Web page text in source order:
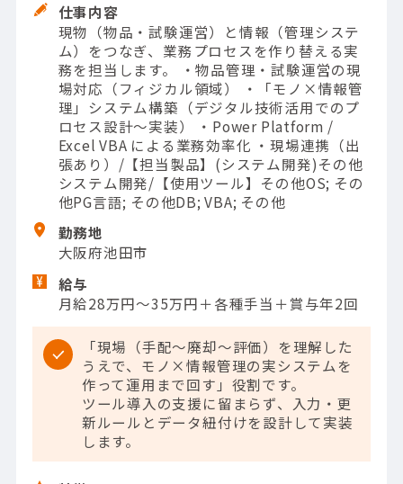
仕事内容
現物（物品・試験運営）と情報（管理システ
ム）をつなぎ、業務プロセスを作り替える実
務を担当します。 ・物品管理・試験運営の現
場対応（フィジカル領域） ・「モノ×情報管
理」システム構築（デジタル技術活用でのプ
ロセス設計～実装） ・Power Platform /
Excel VBA による業務効率化 ・現場連携（出
張あり）/【担当製品】(システム開発)その他
システム開発/【使用ツール】その他OS; その
他PG言語; その他DB; VBA; その他
勤務地
大阪府池田市
給与
月給28万円～35万円＋各種手当＋賞与年2回
「現場（手配～廃却～評価）を理解した
うえで、モノ×情報管理の実システムを
作って運用まで回す」役割です。
ツール導入の支援に留まらず、入力・更
新ルールとデータ紐付けを設計して実装
します。